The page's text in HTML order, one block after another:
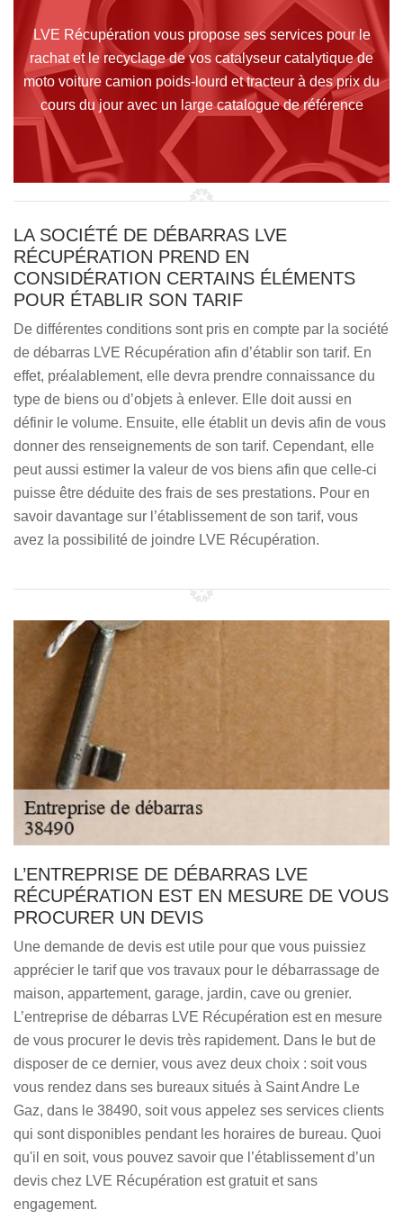
LVE Récupération vous propose ses services pour le
rachat et le recyclage de vos catalyseur catalytique de
moto voiture camion poids-lourd et tracteur à des prix du
cours du jour avec un large catalogue de référence
LA SOCIÉTÉ DE DÉBARRAS LVE
RÉCUPÉRATION PREND EN
CONSIDÉRATION CERTAINS ÉLÉMENTS
POUR ÉTABLIR SON TARIF
De différentes conditions sont pris en compte par la société
de débarras LVE Récupération afin d’établir son tarif. En
effet, préalablement, elle devra prendre connaissance du
type de biens ou d’objets à enlever. Elle doit aussi en
définir le volume. Ensuite, elle établit un devis afin de vous
donner des renseignements de son tarif. Cependant, elle
peut aussi estimer la valeur de vos biens afin que celle-ci
puisse être déduite des frais de ses prestations. Pour en
savoir davantage sur l’établissement de son tarif, vous
avez la possibilité de joindre LVE Récupération.
L’ENTREPRISE DE DÉBARRAS LVE
RÉCUPÉRATION EST EN MESURE DE VOUS
PROCURER UN DEVIS
Une demande de devis est utile pour que vous puissiez
apprécier le tarif que vos travaux pour le débarrassage de
maison, appartement, garage, jardin, cave ou grenier.
L’entreprise de débarras LVE Récupération est en mesure
de vous procurer le devis très rapidement. Dans le but de
disposer de ce dernier, vous avez deux choix : soit vous
vous rendez dans ses bureaux situés à Saint Andre Le
Gaz, dans le 38490, soit vous appelez ses services clients
qui sont disponibles pendant les horaires de bureau. Quoi
qu'il en soit, vous pouvez savoir que l’établissement d’un
devis chez LVE Récupération est gratuit et sans
engagement.